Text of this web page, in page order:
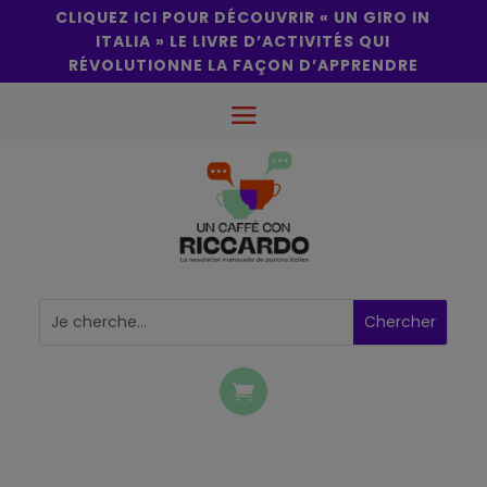
CLIQUEZ ICI POUR DÉCOUVRIR « UN GIRO IN
ITALIA » LE LIVRE D’ACTIVITÉS QUI
RÉVOLUTIONNE LA FAÇON D’APPRENDRE
